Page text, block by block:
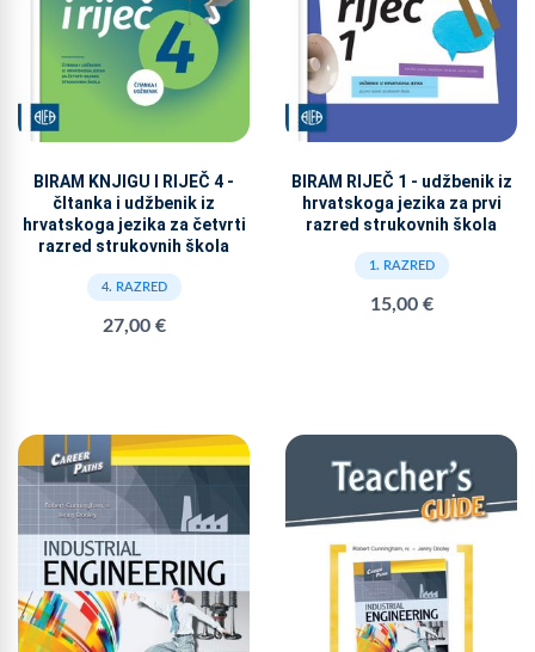
BIRAM KNJIGU I RIJEČ 4 -
čItanka i udžbenik iz
hrvatskoga jezika za četvrti
razred strukovnih škola
4. RAZRED
27,00 €
BIRAM RIJEČ 1 - udžbenik iz
hrvatskoga jezika za prvi
razred strukovnih škola
1. RAZRED
15,00 €